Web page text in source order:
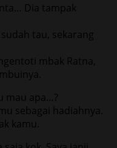
Dia tampak
sudah tau, sekarang
mbak Ratna,
mau apa…?
sebagai hadiahnya.
kamu.